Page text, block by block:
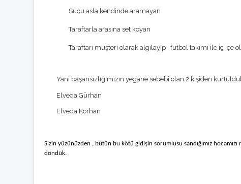
Suçu asla kendinde aramayan
Taraftarla arasına set koyan
Taraftarı müşteri olarak algılayıp , futbol takımı ile iç içe
Yani başarısızlığımızın yegane sebebi olan 2 kişiden
Elveda Gürhan
Elveda Korhan
Sizin yüzünüzden , bütün bu kötü gidişin sorumlusu sandığımız
döndük.